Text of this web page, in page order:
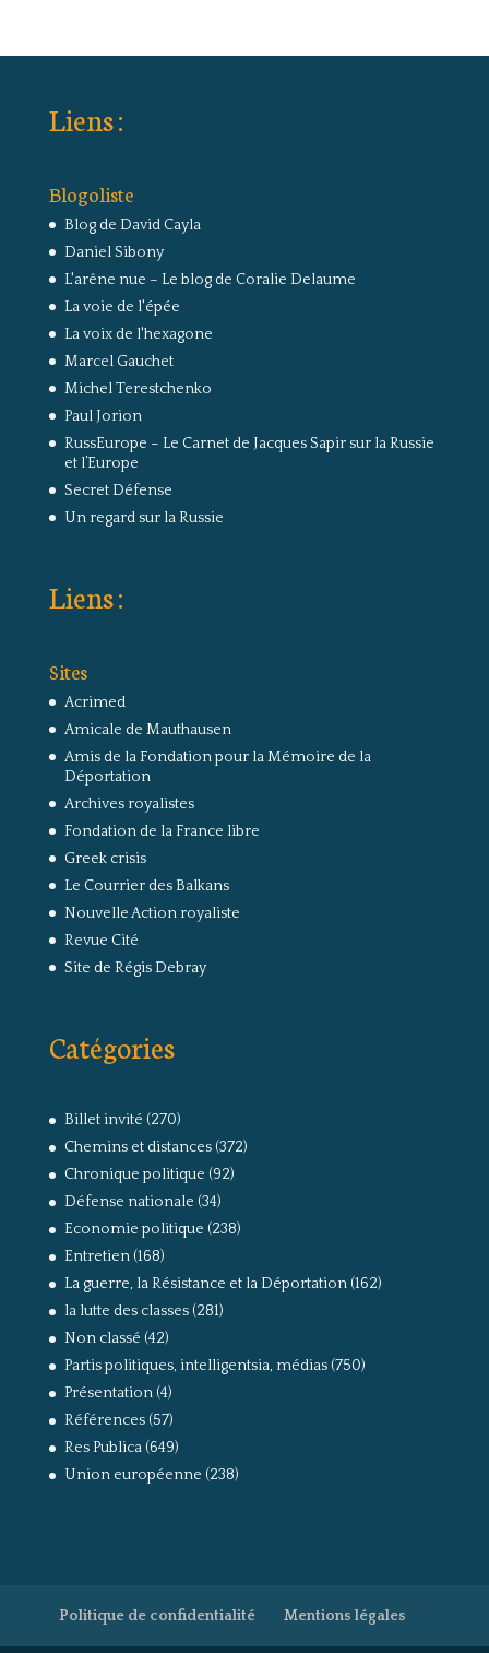
Liens :
Blogoliste
Blog de David Cayla
Daniel Sibony
L'arêne nue – Le blog de Coralie Delaume
La voie de l'épée
La voix de l'hexagone
Marcel Gauchet
Michel Terestchenko
Paul Jorion
RussEurope – Le Carnet de Jacques Sapir sur la Russie
et l’Europe
Secret Défense
Un regard sur la Russie
Liens :
Sites
Acrimed
Amicale de Mauthausen
Amis de la Fondation pour la Mémoire de la
Déportation
Archives royalistes
Fondation de la France libre
Greek crisis
Le Courrier des Balkans
Nouvelle Action royaliste
Revue Cité
Site de Régis Debray
Catégories
Billet invité (270)
Chemins et distances(372)
Chronique politique (92)
Défense nationale (34)
Economie politique (238)
Entretien(168)
La guerre, la Résistance et la Déportation(162)
la lutte des classes(281)
Non classé (42)
Partis politiques, intelligentsia, médias(750)
Présentation(4)
Références(57)
Res Publica(649)
Union européenne (238)
Politique de confidentialité Mentions légales